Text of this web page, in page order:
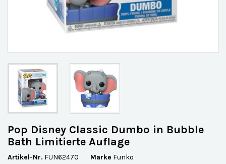
Pop Disney Classic Dumbo in Bubble
Bath Limitierte Auflage
Artikel-Nr. FUN62470 Marke Funko